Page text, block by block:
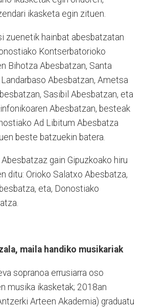
ikasketa egin zituen.
zuenetik hainbat abesbatzatan
Kontserbatorioko
Bihotza Abesbatzan, Santa
Abesbatzan, Ametsa
Sasibil Abesbatzan, eta
Abesbatzan, besteak
Ad Libitum Abesbatza
beste batzuekin batera.
gain Gipuzkoako hiru
ditu: Orioko Salatxo Abesbatza,
eta, Donostiako
maila handiko musikariak
sopranoa errusiarra oso
musika ikasketak; 2018an
Arteen Akademia) graduatu